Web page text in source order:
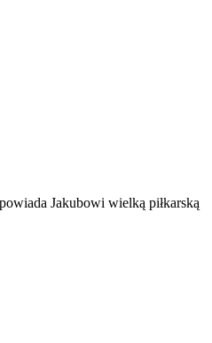
Jakubowi wielką piłkarską